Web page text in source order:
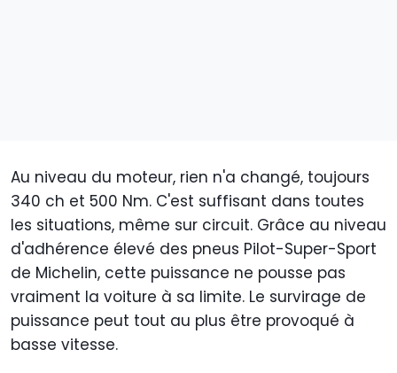
Au niveau du moteur, rien n'a changé, toujours
340 ch et 500 Nm. C'est suffisant dans toutes
les situations, même sur circuit. Grâce au niveau
d'adhérence élevé des pneus Pilot-Super-Sport
de Michelin, cette puissance ne pousse pas
vraiment la voiture à sa limite. Le survirage de
puissance peut tout au plus être provoqué à
basse vitesse.